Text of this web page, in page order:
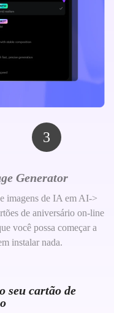
3
Generator
imagens de IA em AI->
de aniversário on-line
você possa começar a
instalar nada.
seu cartão de